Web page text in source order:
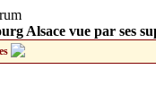
Alsace vue par ses